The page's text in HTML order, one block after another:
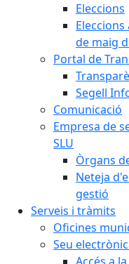
Eleccions
de maig
Portal de
Segell
Comunicació
Empresa de
SLU
Òrgans
Neteja
gestió
Serveis i tràmits
Oficines
Seu